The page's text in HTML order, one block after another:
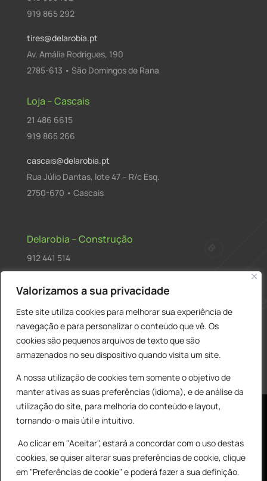
Valorizamos a sua privacidade
Este site utiliza cookies para melhorar sua experiência de
navegação e para personalizar o conteúdo que vê. Os
cookies são pequenos arquivos de texto que são
armazenados no seu dispositivo quando visita um site.
A nossa utilização de cookies tem somente o objetivo de
manter ativas as suas preferências (idioma), e de análise da
utilização do site, para melhoria do conteúdo e layout,
tornando-o mais útil e intuitivo.
Ao clicar em "Aceitar", estará a concordar com o uso destas
cookies, se quiser alterar suas preferências de cookie, clique
em "Preferências de cookie" e poderá fazer a sua definição.
919 865 292
tires@delarobia.pt
Av. Amália Rodrigues, 190
2785-613 • São Domingos de Rana
Loja – Cascais
21 486 6615
919 865 266
cascais@delarobia.pt
Rua Júlio Dantas, lote 47 – R/c Esq.
2750-670 • Cascais
Delarobia – Construção
912 441 514
R. António Andrade, 1171
2820-287 • Charneca de Caparica
Products
search PESQUISAR
© All Copyright 2025 by Delarobia.pt 0